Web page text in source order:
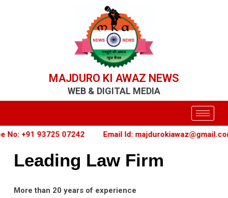
MAJDURO KI AWAZ NEWS
WEB & DIGITAL MEDIA
+91 93725 07242 Email Id: majdurokiawaz@gmail.com
Leading Law Firm
More than 20 years of experience